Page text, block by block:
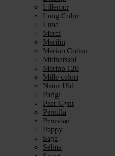
Lillemor
Long Color
Luna
Merci
Merilin
Merino Cotton
Midnatssol
Merino 120
Mille colori
Natur Uld
Parigi
Peer Gynt
Pernilla
Peruvian
Poppy
Saga
Selma